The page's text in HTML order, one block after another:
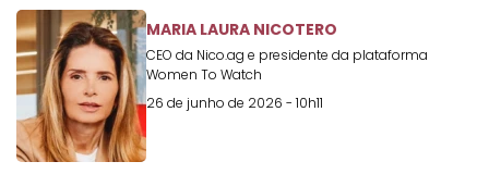
Transformation
Creative
Commerce
Creative Data
Creative
Entertainment
for Music
Entertainment
Media
Outdoor
Creative Brand
Creative
Business
Transformation
Creative
Entertainment
Entertainment
for Gaming
Innovation
MARIA LAURA NICOTERO
CEO da Nico.ag e presidente da plataforma
Women To Watch
26 de junho de 2026 - 10h11